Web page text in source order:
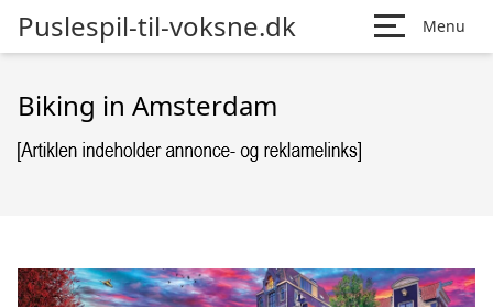
Puslespil-til-voksne.dk Menu
Biking in Amsterdam